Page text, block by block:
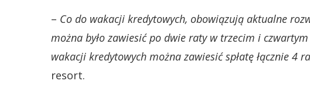
– Co do wakacji kredytowych, obowiązują aktualne
można było zawiesić po dwie raty w trzecim i
wakacji kredytowych można zawiesić spłatę łącznie 4
resort.